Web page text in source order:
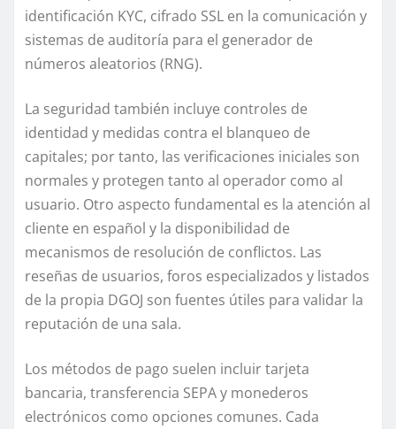
identificación KYC, cifrado SSL en la comunicación y
sistemas de auditoría para el generador de
números aleatorios (RNG).
La seguridad también incluye controles de
identidad y medidas contra el blanqueo de
capitales; por tanto, las verificaciones iniciales son
normales y protegen tanto al operador como al
usuario. Otro aspecto fundamental es la atención al
cliente en español y la disponibilidad de
mecanismos de resolución de conflictos. Las
reseñas de usuarios, foros especializados y listados
de la propia DGOJ son fuentes útiles para validar la
reputación de una sala.
Los métodos de pago suelen incluir tarjeta
bancaria, transferencia SEPA y monederos
electrónicos como opciones comunes. Cada